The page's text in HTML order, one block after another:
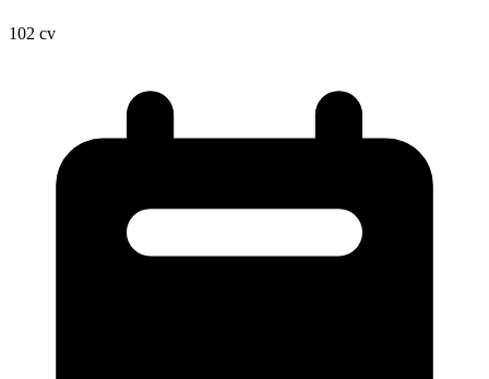
102 cv